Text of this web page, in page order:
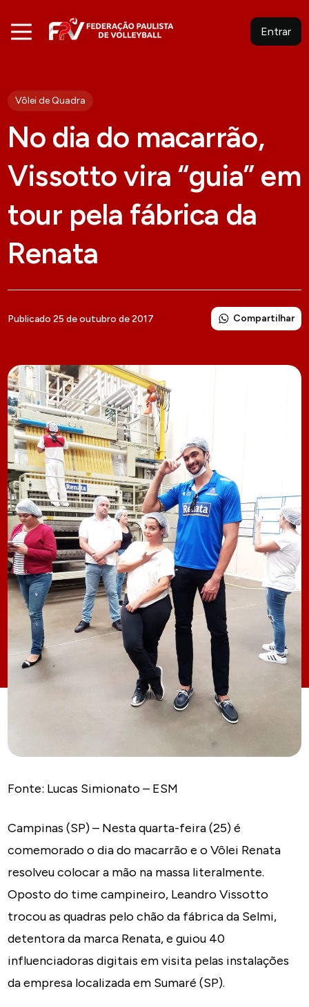
Entrar
Vôlei de Quadra
No dia do macarrão,
Vissotto vira “guia” em
tour pela fábrica da
Renata
Publicado 25 de outubro de 2017 Compartilhar
Fonte: Lucas Simionato – ESM
Campinas (SP) – Nesta quarta-feira (25) é
comemorado o dia do macarrão e o Vôlei Renata
resolveu colocar a mão na massa literalmente.
Oposto do time campineiro, Leandro Vissotto
trocou as quadras pelo chão da fábrica da Selmi,
detentora da marca Renata, e guiou 40
influenciadoras digitais em visita pelas instalações
da empresa localizada em Sumaré (SP).